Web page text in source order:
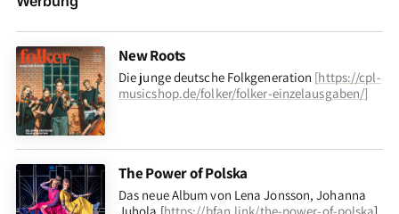
New Roots
Die junge deutsche Folkgeneration [https://cpl-
musicshop.de/folker/folker-einzelausgaben/]
The Power of Polska
Das neue Album von Lena Jonsson, Johanna